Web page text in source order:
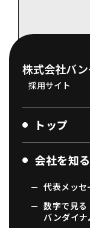
株式会社バ
採用サイト
トップ
会社を知る
代表メッセ
数字で見る
バンダイ